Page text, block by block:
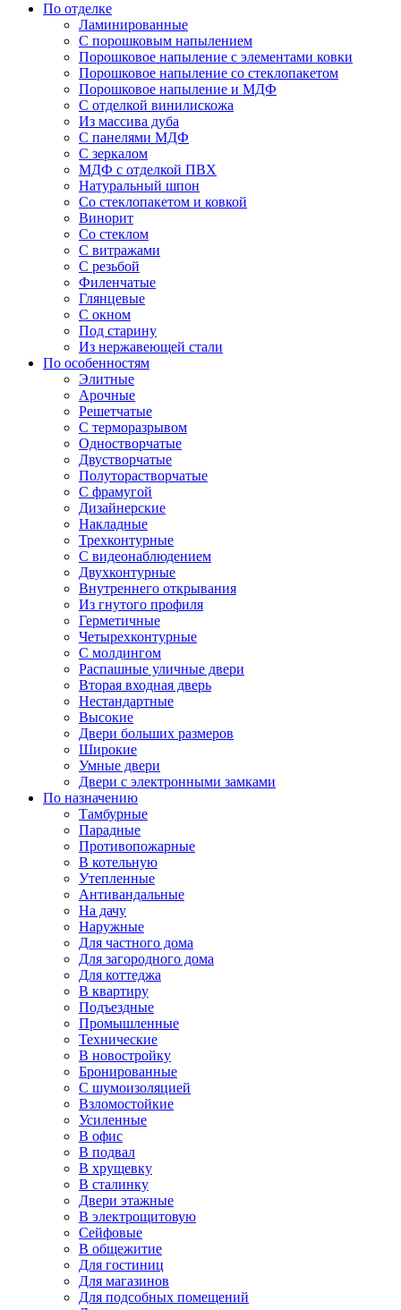
По отделке
Ламинированные
С порошковым напылением
Порошковое напыление с элементами ковки
Порошковое напыление со стеклопакетом
Порошковое напыление и МДФ
С отделкой винилискожа
Из массива дуба
С панелями МДФ
С зеркалом
МДФ с отделкой ПВХ
Натуральный шпон
Со стеклопакетом и ковкой
Винорит
Со стеклом
С витражами
С резьбой
Филенчатые
Глянцевые
С окном
Под старину
Из нержавеющей стали
По особенностям
Элитные
Арочные
Решетчатые
С терморазрывом
Одностворчатые
Двустворчатые
Полуторастворчатые
С фрамугой
Дизайнерские
Накладные
Трехконтурные
С видеонаблюдением
Двухконтурные
Внутреннего открывания
Из гнутого профиля
Герметичные
Четырехконтурные
С молдингом
Распашные уличные двери
Вторая входная дверь
Нестандартные
Высокие
Двери больших размеров
Широкие
Умные двери
Двери с электронными замками
По назначению
Тамбурные
Парадные
Противопожарные
В котельную
Утепленные
Антивандальные
На дачу
Наружные
Для частного дома
Для загородного дома
Для коттеджа
В квартиру
Подъездные
Промышленные
Технические
В новостройку
Бронированные
С шумоизоляцией
Взломостойкие
Усиленные
В офис
В подвал
В хрущевку
В сталинку
Двери этажные
В электрощитовую
Сейфовые
В общежитие
Для гостиниц
Для магазинов
Для подсобных помещений